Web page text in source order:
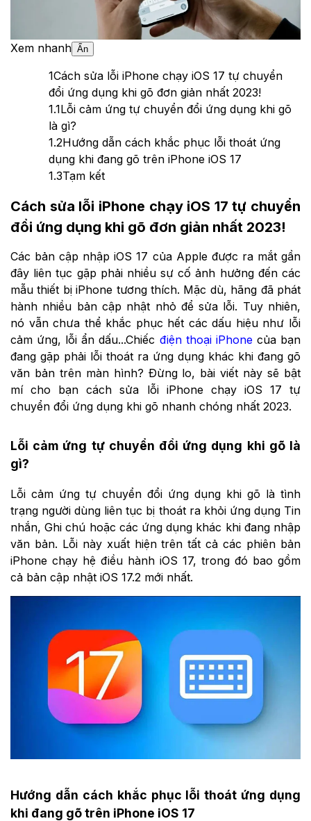
Xem nhanh Ẩn
1Cách sửa lỗi iPhone chạy iOS 17 tự chuyển
đổi ứng dụng khi gõ đơn giản nhất 2023!
1.1Lỗi cảm ứng tự chuyển đổi ứng dụng khi gõ
là gì?
1.2Hướng dẫn cách khắc phục lỗi thoát ứng
dụng khi đang gõ trên iPhone iOS 17
1.3Tạm kết
Cách sửa lỗi iPhone chạy iOS 17 tự chuyển
đổi ứng dụng khi gõ đơn giản nhất 2023!
Các bản cập nhập iOS 17 của Apple được ra mắt gần
đây liên tục gặp phải nhiều sự cố ảnh hưởng đến các
mẫu thiết bị iPhone tương thích. Mặc dù, hãng đã phát
hành nhiều bản cập nhật nhỏ để sửa lỗi. Tuy nhiên,
nó vẫn chưa thể khắc phục hết các dấu hiệu như lỗi
cảm ứng, lỗi ẩn dấu...Chiếc điện thoại iPhonecủa bạn
đang gặp phải lỗi thoát ra ứng dụng khác khi đang gõ
văn bản trên màn hình? Đừng lo, bài viết này sẽ bật
mí cho bạn cách sửa lỗi iPhone chạy iOS 17 tự
chuyển đổi ứng dụng khi gõ nhanh chóng nhất 2023.
Lỗi cảm ứng tự chuyển đổi ứng dụng khi gõ là
gì?
Lỗi cảm ứng tự chuyển đổi ứng dụng khi gõ là tình
trạng người dùng liên tục bị thoát ra khỏi ứng dụng Tin
nhắn, Ghi chú hoặc các ứng dụng khác khi đang nhập
văn bản. Lỗi này xuất hiện trên tất cả các phiên bản
iPhone chạy hệ điều hành iOS 17, trong đó bao gồm
cả bản cập nhật iOS 17.2 mới nhất.
Hướng dẫn cách khắc phục lỗi thoát ứng dụng
khi đang gõ trên iPhone iOS 17